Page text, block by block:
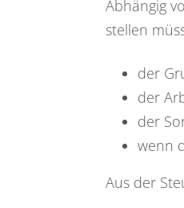
Abhängig
stellen
der
der
der
wenn
Aus der